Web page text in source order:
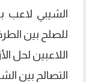
الشيبي لاعب
للصلح بين
اللاعبين لحل
التصالح بين